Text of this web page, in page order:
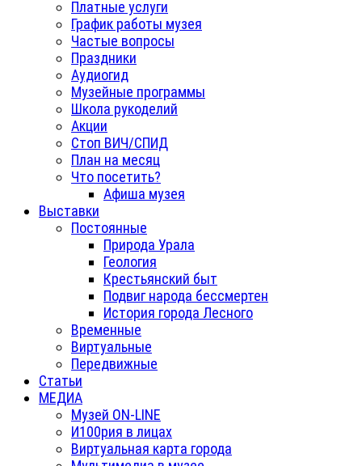
Платные услуги
График работы музея
Частые вопросы
Праздники
Аудиогид
Музейные программы
Школа рукоделий
Акции
Стоп ВИЧ/СПИД
План на месяц
Что посетить?
Афиша музея
Выставки
Постоянные
Природа Урала
Геология
Крестьянский быт
Подвиг народа бессмертен
История города Лесного
Временные
Виртуальные
Передвижные
Статьи
МЕДИА
Музей ON-LINE
И100рия в лицах
Виртуальная карта города